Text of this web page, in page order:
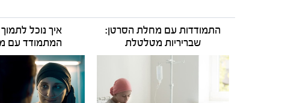
התמודדות עם מחלת הסרטן:
שבריריות מטלטלת
איך נוכל
המתמודד עם